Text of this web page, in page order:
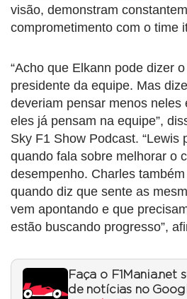
visão, demonstram
comprometimento com o time
“Acho que Elkann pode dizer
presidente da equipe. Mas
deveriam pensar menos
eles já pensam na equipe”,
Sky F1 Show Podcast. “Lewis
quando fala sobre melhorar o
desempenho. Charles
quando diz que sente as
vem apontando e que
estão buscando progresso”,
Faça o F1Mania.net
de notícias no